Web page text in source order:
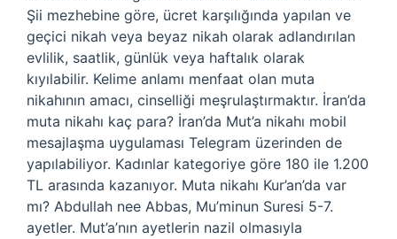
Şii mezhebine göre, ücret karşılığında yapılan ve
geçici nikah veya beyaz nikah olarak adlandırılan
evlilik, saatlik, günlük veya haftalık olarak
kıyılabilir. Kelime anlamı menfaat olan muta
nikahının amacı, cinselliği meşrulaştırmaktır. İran’da
muta nikahı kaç para? İran’da Mut’a nikahı mobil
mesajlaşma uygulaması Telegram üzerinden de
yapılabiliyor. Kadınlar kategoriye göre 180 ile 1.200
TL arasında kazanıyor. Muta nikahı Kur’an’da var
mı? Abdullah nee Abbas, Mu’minun Suresi 5-7.
ayetler. Mut’a’nın ayetlerin nazil olmasıyla